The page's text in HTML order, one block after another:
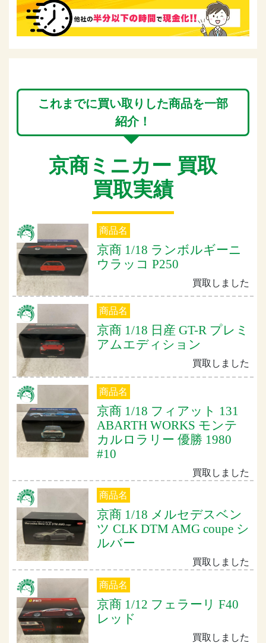
これまでに買い取りした商品を一部
紹介！
京商ミニカー 買取
買取実績
商品名
京商 1/18 ランボルギーニ
ウラッコ P250
買取しました
商品名
京商 1/18 日産 GT-R プレミ
アムエディション
買取しました
商品名
京商 1/18 フィアット 131
ABARTH WORKS モンテ
カルロラリー 優勝 1980
#10
買取しました
商品名
京商 1/18 メルセデスベン
ツ CLK DTM AMG coupe シ
ルバー
買取しました
商品名
京商 1/12 フェラーリ F40
レッド
買取しました